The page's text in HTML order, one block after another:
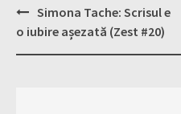
Post
navigation
Simona Tache: Scrisul e
o iubire așezată (Zest #20)